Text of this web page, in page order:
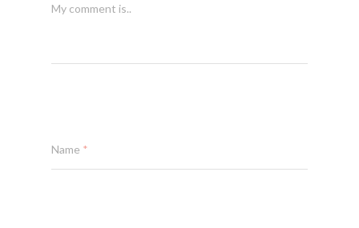
My comment is..
Name *